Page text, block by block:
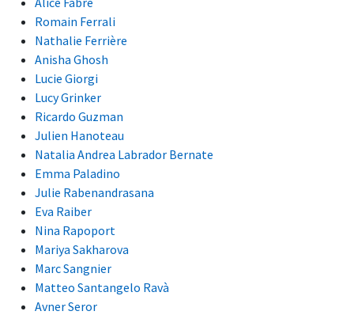
Romain Ferrali
Nathalie Ferrière
Anisha Ghosh
Lucie Giorgi
Lucy Grinker
Ricardo Guzman
Julien Hanoteau
Natalia Andrea Labrador Bernate
Emma Paladino
Julie Rabenandrasana
Eva Raiber
Nina Rapoport
Mariya Sakharova
Marc Sangnier
Matteo Santangelo Ravà
Avner Seror